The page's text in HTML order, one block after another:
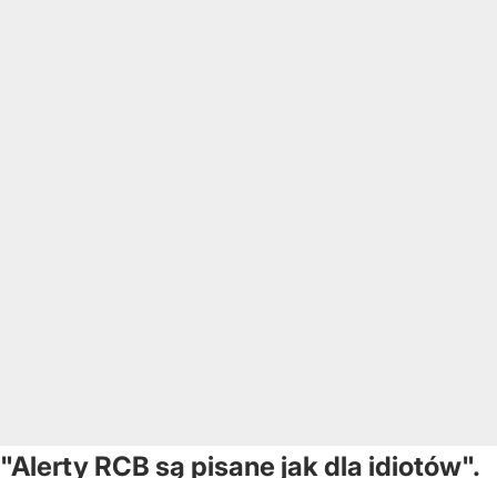
"Alerty RCB są pisane jak dla idiotów".